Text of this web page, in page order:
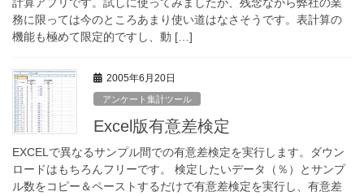
務に限っては今のところあまり使い道はなさそうです。表計算の
機能も極めて限定的ですし、動 […]
2005年6月20日
アンケート集計ツール
Excel版有意差検定
EXCELで異なるサンプル間での有意差検定を実行します。ダウン
ロードはもちろんフリーです。 検定したいデータ（％）とサンプ
ル数をコピー＆ペーストするだけで有意差検定を実行し、有意差